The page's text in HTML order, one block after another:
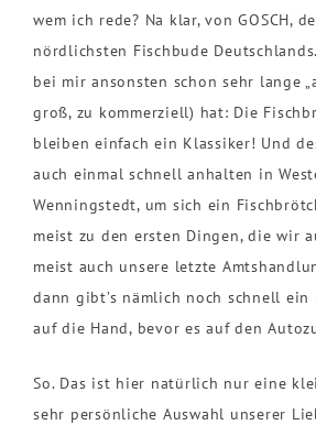
wem ich rede? Na klar, von GOSCH,
nördlichsten Fischbude
bei mir ansonsten schon sehr lange
groß, zu kommerziell) hat: Die
bleiben einfach ein Klassiker! Und
auch einmal schnell anhalten in
Wenningstedt, um sich ein
meist zu den ersten Dingen, die wir
meist auch unsere letzte
dann gibt’s nämlich noch schnell ein
auf die Hand, bevor es auf den
So. Das ist hier natürlich nur eine
sehr persönliche Auswahl unserer